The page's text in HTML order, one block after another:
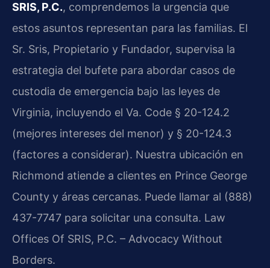
SRIS, P.C., comprendemos la urgencia que
estos asuntos representan para las familias. El
Sr. Sris, Propietario y Fundador, supervisa la
estrategia del bufete para abordar casos de
custodia de emergencia bajo las leyes de
Virginia, incluyendo el Va. Code § 20-124.2
(mejores intereses del menor) y § 20-124.3
(factores a considerar). Nuestra ubicación en
Richmond atiende a clientes en Prince George
County y áreas cercanas. Puede llamar al (888)
437-7747 para solicitar una consulta. Law
Offices Of SRIS, P.C. – Advocacy Without
Borders.